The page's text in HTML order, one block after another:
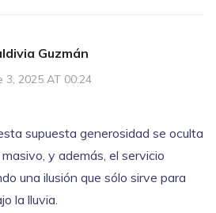
Guzmán
3, 2025 AT 00:24
supuesta generosidad se oculta
y además, el servicio
una ilusión que sólo sirve para
la lluvia.